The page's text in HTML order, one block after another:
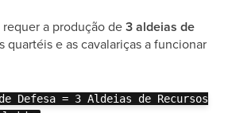
requer a produção de3 aldeias de
quartéis e as cavalariças a funcionar
Defesa = 3 Aldeias de Recursos